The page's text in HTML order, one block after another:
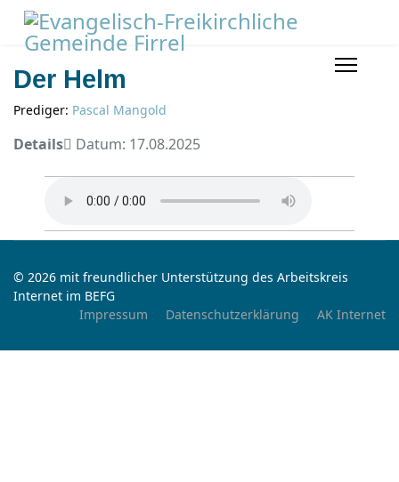
Der Helm
Prediger: Pascal Mangold
Details Datum: 17.08.2025
© 2026 mit freundlicher Unterstützung des Arbeitskreis
Internet im BEFG
Impressum
Datenschutzerklärung AK Internet